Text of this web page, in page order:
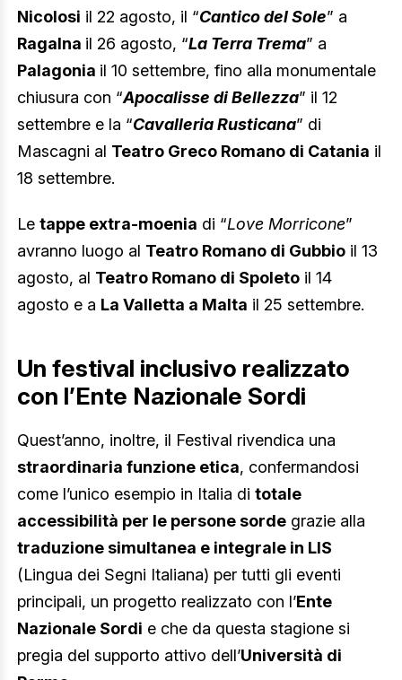
Nicolosi il 22 agosto, il “Cantico del Sole” a
Ragalna il 26 agosto, “La Terra Trema” a
Palagonia il 10 settembre, fino alla monumentale
chiusura con “Apocalisse di Bellezza” il 12
settembre e la “Cavalleria Rusticana” di
Mascagni al Teatro Greco Romano di Catania il
18 settembre.
Le tappe extra-moenia di “Love Morricone”
avranno luogo al Teatro Romano di Gubbio il 13
agosto, al Teatro Romano di Spoleto il 14
agosto e a La Valletta a Malta il 25 settembre.
Un festival inclusivo realizzato
con l’Ente Nazionale Sordi
Quest’anno, inoltre, il Festival rivendica una
straordinaria funzione etica, confermandosi
come l’unico esempio in Italia di totale
accessibilità per le persone sorde grazie alla
traduzione simultanea e integrale in LIS
(Lingua dei Segni Italiana) per tutti gli eventi
principali, un progetto realizzato con l’Ente
Nazionale Sordi e che da questa stagione si
pregia del supporto attivo dell’Università di